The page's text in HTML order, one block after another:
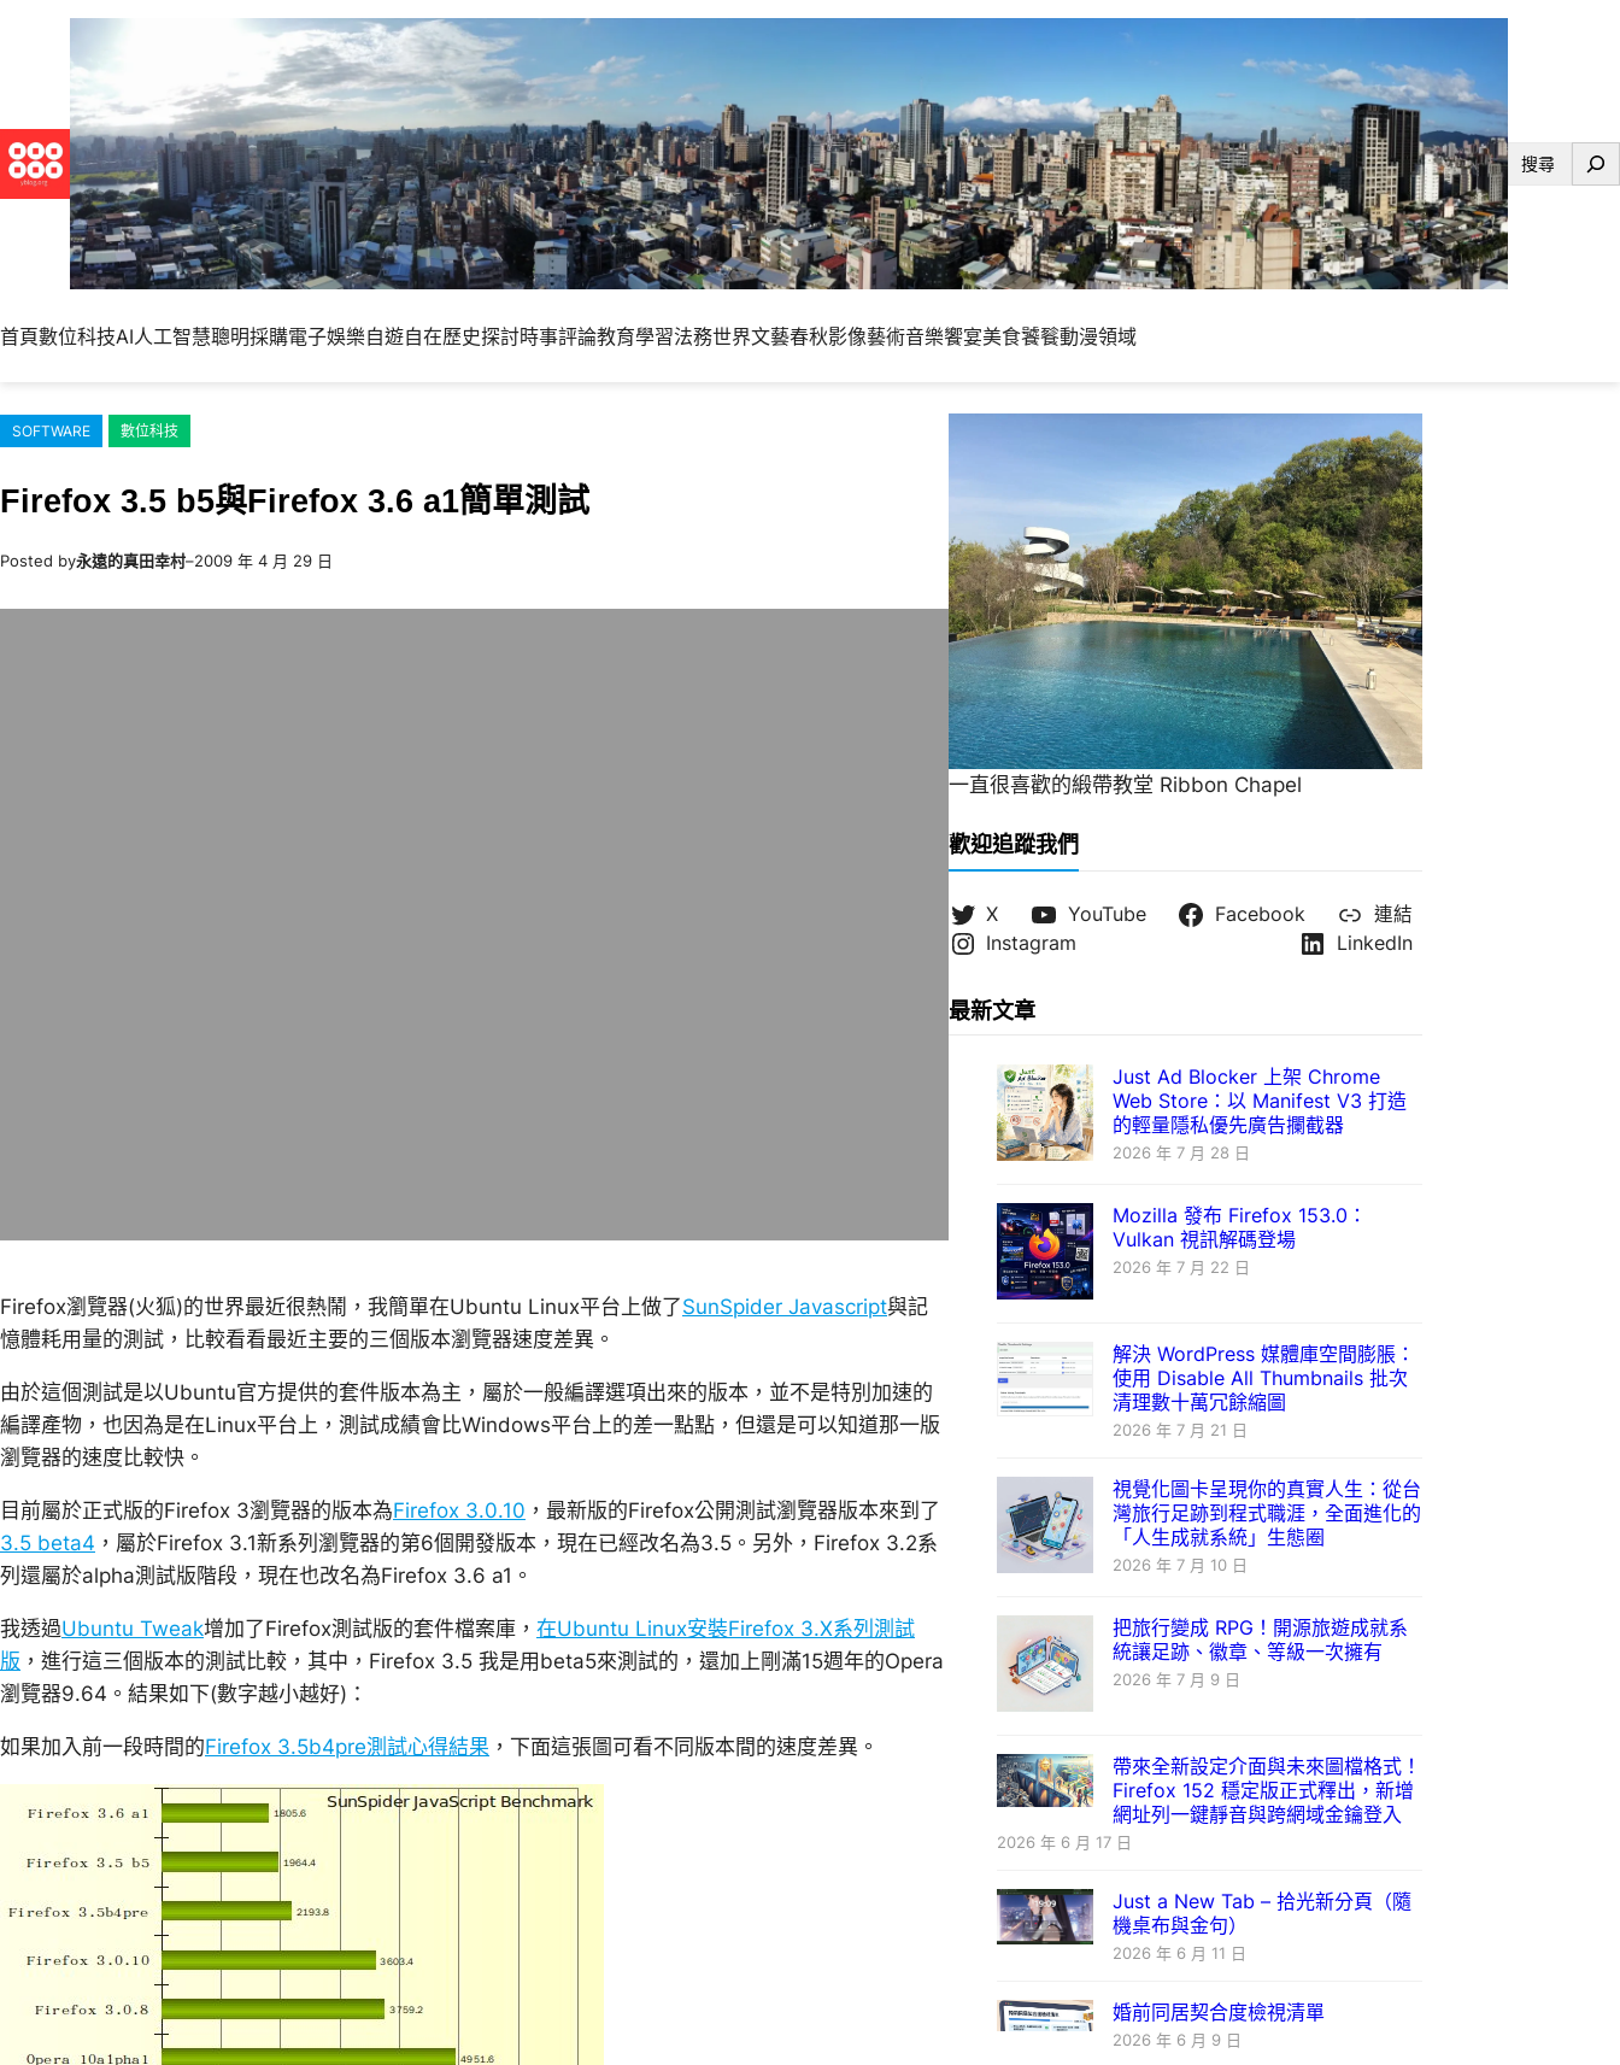
內
容
搜
首頁數位科技AI人工智慧聰明採購電子娛樂自遊自在歷史探討時事評論教育學習法務世界文藝春秋影像藝術音樂饗宴美食饕餮動漫領域
SOFTWARE 數位科技
Firefox 3.5 b5與Firefox 3.6 a1簡單測試
Posted by永遠的真田幸村–2009 年 4 月 29 日
Firefox瀏覽器(火狐)的世界最近很熱鬧，我簡單在Ubuntu Linux平台上做了SunSpider Javascript與記
憶體耗用量的測試，比較看看最近主要的三個版本瀏覽器速度差異。
由於這個測試是以Ubuntu官方提供的套件版本為主，屬於一般編譯選項出來的版本，並不是特別加速的
編譯產物，也因為是在Linux平台上，測試成績會比Windows平台上的差一點點，但還是可以知道那一版
瀏覽器的速度比較快。
目前屬於正式版的Firefox 3瀏覽器的版本為Firefox 3.0.10 ，最新版的Firefox公開測試瀏覽器版本來到了
3.5 beta4 ，屬於Firefox 3.1新系列瀏覽器的第6個開發版本，現在已經改名為3.5。另外，Firefox 3.2系
列還屬於alpha測試版階段，現在也改名為Firefox 3.6 a1。
我透過Ubuntu Tweak增加了Firefox測試版的套件檔案庫， 在Ubuntu Linux安裝Firefox 3.X系列測試
版 ，進行這三個版本的測試比較，其中，Firefox 3.5 我是用beta5來測試的，還加上剛滿15週年的Opera
瀏覽器9.64。結果如下(數字越小越好)：
如果加入前一段時間的Firefox 3.5b4pre測試心得結果 ，下面這張圖可看不同版本間的速度差異。
一直很喜歡的緞帶教堂 Ribbon Chapel
歡迎追蹤我們
X YouTube Facebook
連結
Instagram
LinkedIn
最新文章
Just Ad Blocker 上架 Chrome
Web Store：以 Manifest V3 打造
的輕量隱私優先廣告攔截器
2026 年 7 月 28 日
Mozilla 發布 Firefox 153.0：
Vulkan 視訊解碼登場
2026 年 7 月 22 日
解決 WordPress 媒體庫空間膨脹：
使用 Disable All Thumbnails 批次
清理數十萬冗餘縮圖
2026 年 7 月 21 日
視覺化圖卡呈現你的真實人生：從台
灣旅行足跡到程式職涯，全面進化的
「人生成就系統」生態圈
2026 年 7 月 10 日
把旅行變成 RPG！開源旅遊成就系
統讓足跡、徽章、等級一次擁有
2026 年 7 月 9 日
帶來全新設定介面與未來圖檔格式！
Firefox 152 穩定版正式釋出，新增
網址列一鍵靜音與跨網域金鑰登入
2026 年 6 月 17 日
Just a New Tab – 拾光新分頁（隨
機桌布與金句）
2026 年 6 月 11 日
婚前同居契合度檢視清單
2026 年 6 月 9 日